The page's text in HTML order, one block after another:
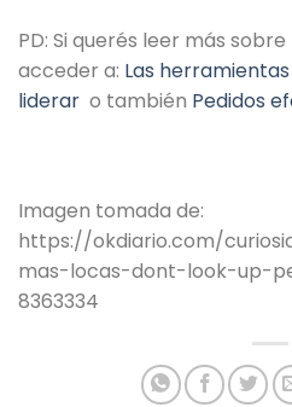
PD: Si querés leer más
acceder a: Las
liderar o también Pedidos
Imagen tomada de:
https://okdiario.com/
mas-locas-dont-look-up-
8363334